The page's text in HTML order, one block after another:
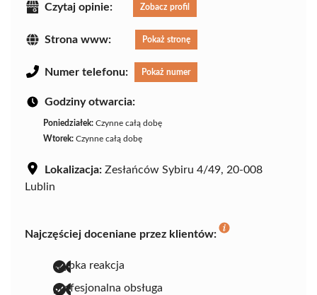
Czytaj opinie: Zobacz profil
Strona www: Pokaż stronę
Numer telefonu: Pokaż numer
Godziny otwarcia:
Poniedziałek: Czynne całą dobę
Wtorek: Czynne całą dobę
Lokalizacja: Zesłańców Sybiru 4/49, 20-008
Lublin
Najczęściej doceniane przez klientów:
szybka reakcja
profesjonalna obsługa